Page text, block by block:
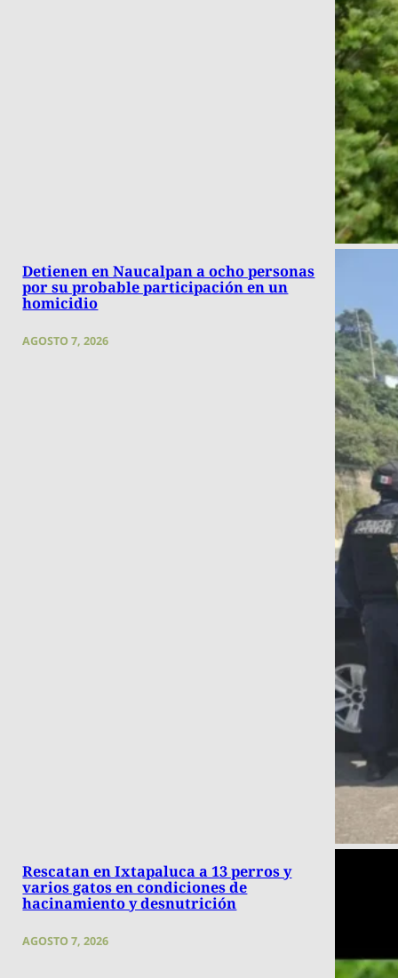
Detienen en Naucalpan a ocho personas
por su probable participación en un
homicidio
AGOSTO 7, 2026
Rescatan en Ixtapaluca a 13 perros y
varios gatos en condiciones de
hacinamiento y desnutrición
AGOSTO 7, 2026